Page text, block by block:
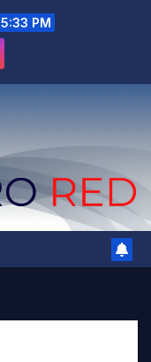
PM